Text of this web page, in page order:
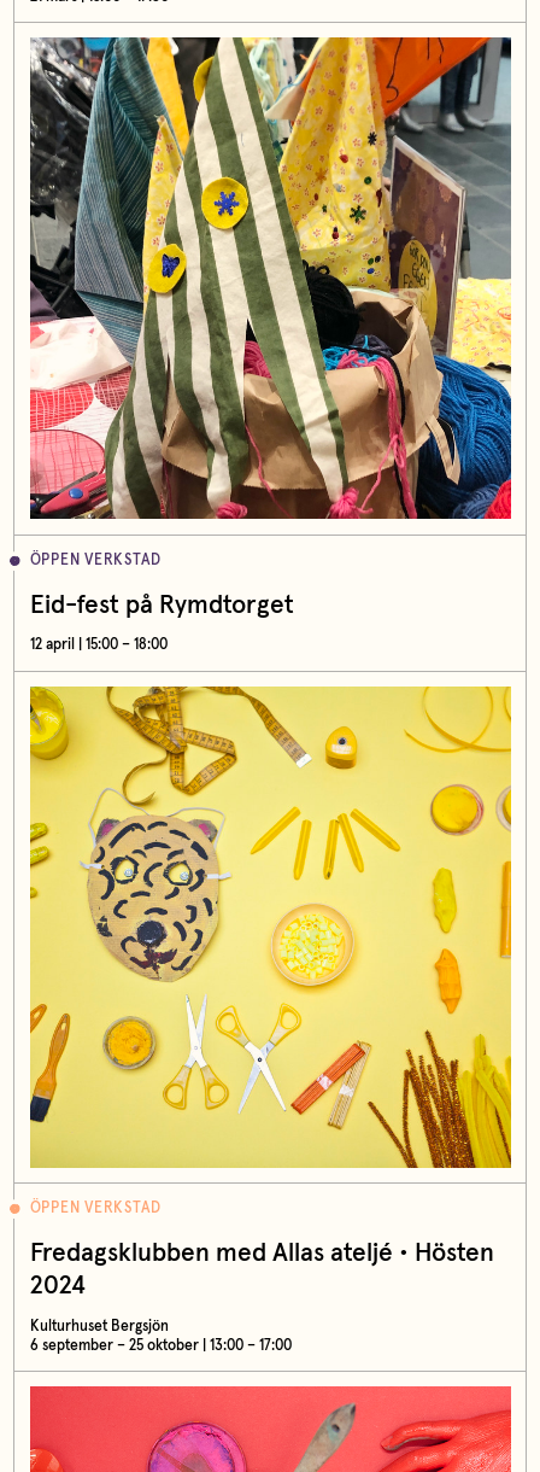
ÖPPEN VERKSTAD
Eid-fest på Rymdtorget
12 april | 15:00 – 18:00
ÖPPEN VERKSTAD
Fredagsklubben med Allas ateljé • Hösten
2024
Kulturhuset Bergsjön
6 september – 25 oktober | 13:00 – 17:00